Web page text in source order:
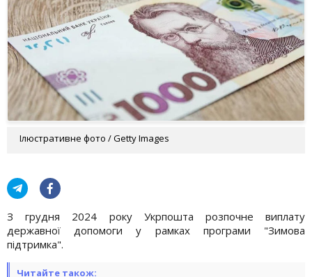
Ілюстративне фото / Getty Images
З грудня 2024 року Укрпошта розпочне виплату
державної допомоги у рамках програми "Зимова
підтримка".
Читайте також: